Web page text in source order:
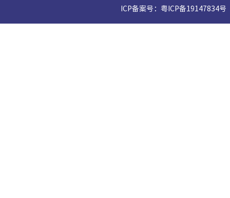
ICP备案号：粤ICP备19147834号